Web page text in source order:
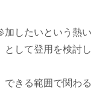
加したいという熱い
として登用を検討し
できる範囲で関わる